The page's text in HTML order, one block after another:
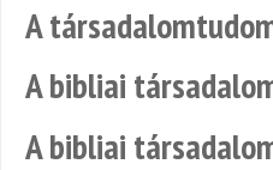
A
A bibliai
A bibliai